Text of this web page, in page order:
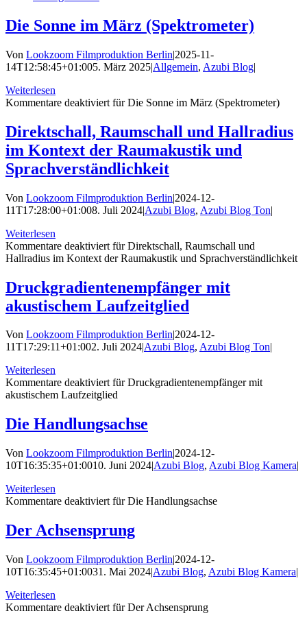
Die Sonne im März (Spektrometer)
Von Lookzoom Filmproduktion Berlin|2025-11-
14T12:58:45+01:005. März 2025|Allgemein, Azubi Blog|
Weiterlesen
Kommentare deaktiviert für Die Sonne im März (Spektrometer)
Direktschall, Raumschall und Hallradius
im Kontext der Raumakustik und
Sprachverständlichkeit
Von Lookzoom Filmproduktion Berlin|2024-12-
11T17:28:00+01:008. Juli 2024|Azubi Blog, Azubi Blog Ton|
Weiterlesen
Kommentare deaktiviert für Direktschall, Raumschall und
Hallradius im Kontext der Raumakustik und Sprachverständlichkeit
Druckgradientenempfänger mit
akustischem Laufzeitglied
Von Lookzoom Filmproduktion Berlin|2024-12-
11T17:29:11+01:002. Juli 2024|Azubi Blog, Azubi Blog Ton|
Weiterlesen
Kommentare deaktiviertfür Druckgradientenempfänger mit
akustischem Laufzeitglied
Die Handlungsachse
Von Lookzoom Filmproduktion Berlin|2024-12-
10T16:35:35+01:0010. Juni 2024|Azubi Blog, Azubi Blog Kamera|
Weiterlesen
Kommentare deaktiviert für Die Handlungsachse
Der Achsensprung
Von Lookzoom Filmproduktion Berlin|2024-12-
10T16:35:45+01:0031. Mai 2024|Azubi Blog, Azubi Blog Kamera|
Weiterlesen
Kommentare deaktiviert für Der Achsensprung